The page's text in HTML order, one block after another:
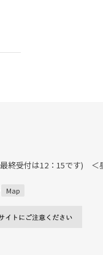
終受付は12：15です)
Map